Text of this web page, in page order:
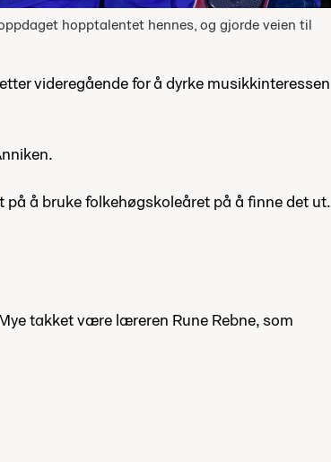
hopptalentet hennes, og gjorde veien til
videregående for å dyrke musikkinteressen
på å bruke folkehøgskoleåret på å finne det ut.
takket være læreren Rune Rebne, som